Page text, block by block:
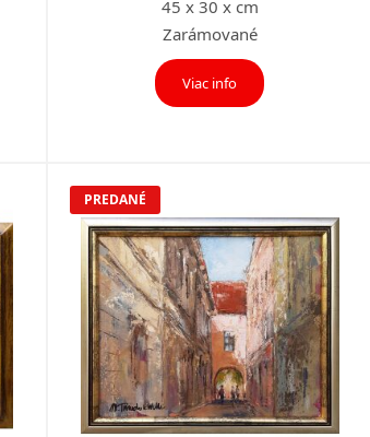
45 x 30 x cm
Zarámované
Viac info
PREDANÉ